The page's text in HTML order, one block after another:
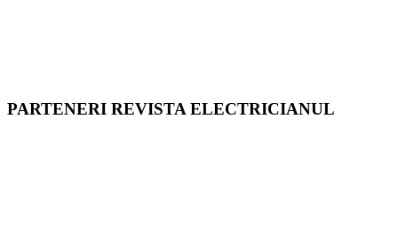
PARTENERI REVISTA ELECTRICIANUL